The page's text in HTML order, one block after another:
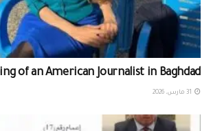
of an American Journalist in Baghdad